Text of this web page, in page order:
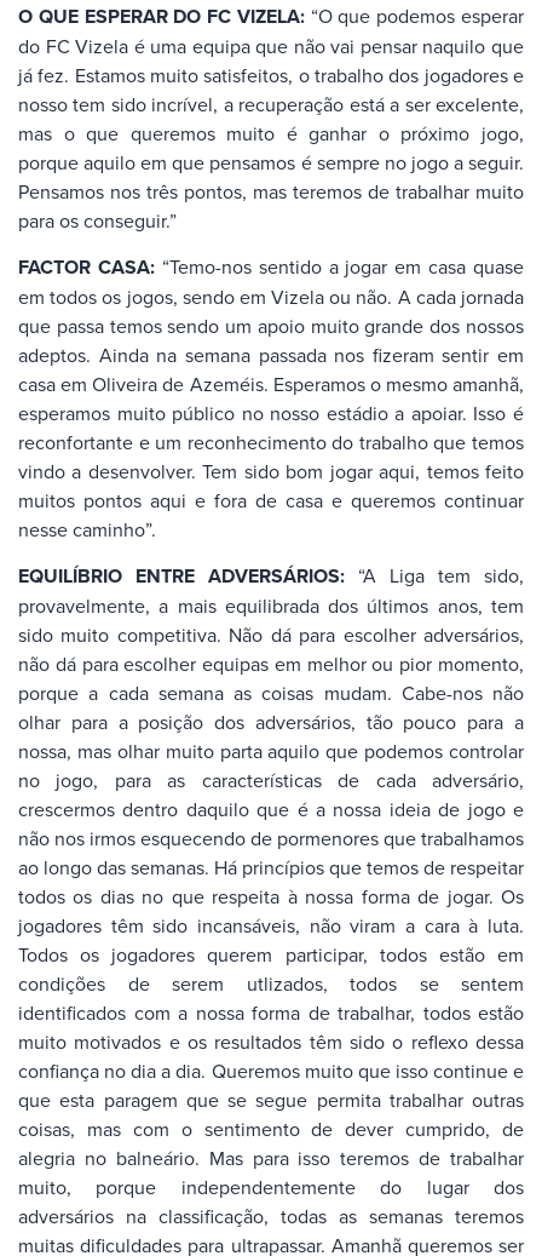
O QUE ESPERAR DO FC VIZELA: “O que podemos esperar
do FC Vizela é uma equipa que não vai pensar naquilo que
já fez. Estamos muito satisfeitos, o trabalho dos jogadores e
nosso tem sido incrível, a recuperação está a ser excelente,
mas o que queremos muito é ganhar o próximo jogo,
porque aquilo em que pensamos é sempre no jogo a seguir.
Pensamos nos três pontos, mas teremos de trabalhar muito
para os conseguir.”
FACTOR CASA:“Temo-nos sentido a jogar em casa quase
em todos os jogos, sendo em Vizela ou não. A cada jornada
que passa temos sendo um apoio muito grande dos nossos
adeptos. Ainda na semana passada nos fizeram sentir em
casa em Oliveira de Azeméis. Esperamos o mesmo amanhã,
esperamos muito público no nosso estádio a apoiar. Isso é
reconfortante e um reconhecimento do trabalho que temos
vindo a desenvolver. Tem sido bom jogar aqui, temos feito
muitos pontos aqui e fora de casa e queremos continuar
nesse caminho”.
EQUILÍBRIO ENTRE ADVERSÁRIOS: “A Liga tem sido,
provavelmente, a mais equilibrada dos últimos anos, tem
sido muito competitiva. Não dá para escolher adversários,
não dá para escolher equipas em melhor ou pior momento,
porque a cada semana as coisas mudam. Cabe-nos não
olhar para a posição dos adversários, tão pouco para a
nossa, mas olhar muito parta aquilo que podemos controlar
no jogo, para as características de cada adversário,
crescermos dentro daquilo que é a nossa ideia de jogo e
não nos irmos esquecendo de pormenores que trabalhamos
ao longo das semanas. Há princípios que temos de respeitar
todos os dias no que respeita à nossa forma de jogar. Os
jogadores têm sido incansáveis, não viram a cara à luta.
Todos os jogadores querem participar, todos estão em
condições de serem utlizados, todos se sentem
identificados com a nossa forma de trabalhar, todos estão
muito motivados e os resultados têm sido o reflexo dessa
confiança no dia a dia. Queremos muito que isso continue e
que esta paragem que se segue permita trabalhar outras
coisas, mas com o sentimento de dever cumprido, de
alegria no balneário. Mas para isso teremos de trabalhar
muito, porque independentemente do lugar dos
adversários na classificação, todas as semanas teremos
muitas dificuldades para ultrapassar. Amanhã queremos ser